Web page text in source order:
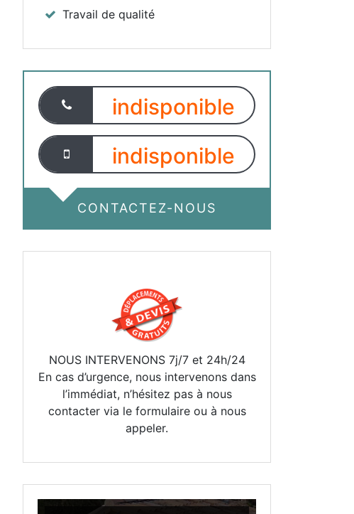
Travail de qualité
indisponible
indisponible
CONTACTEZ-NOUS
NOUS INTERVENONS 7j/7 et 24h/24
En cas d’urgence, nous intervenons dans
l’immédiat, n’hésitez pas à nous
contacter via le formulaire ou à nous
appeler.